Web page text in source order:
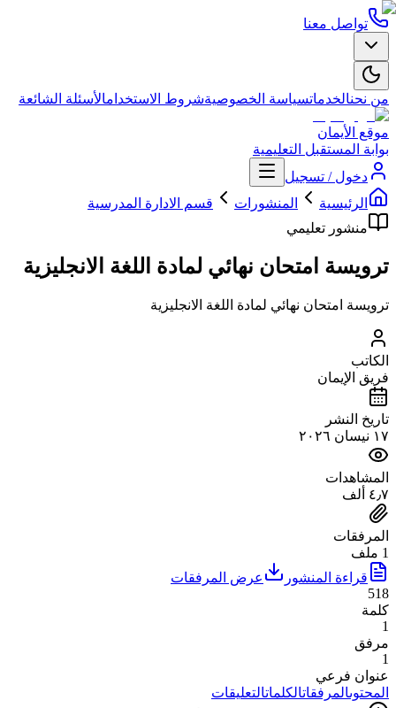
تواصل معنا
من نحنالخدماتسياسة الخصوصيةشروط الاستخدامالأسئلة الشائعة
موقع الأيمان
بوابة المستقبل التعليمية
دخول / تسجيل
الرئيسية
المنشورات
قسم الادارة المدرسية
منشور تعليمي
ترويسة امتحان نهائي لمادة اللغة الانجليزية
ترويسة امتحان نهائي لمادة اللغة الانجليزية
الكاتب
فريق الإيمان
تاريخ النشر
١٧ نيسان ٢٠٢٦
المشاهدات
٤٫٧ ألف
المرفقات
1 ملف
قراءة المنشور
عرض المرفقات
518
كلمة
1
مرفق
1
عنوان فرعي
المحتوىالمرفقاتالكلماتالتعليقات